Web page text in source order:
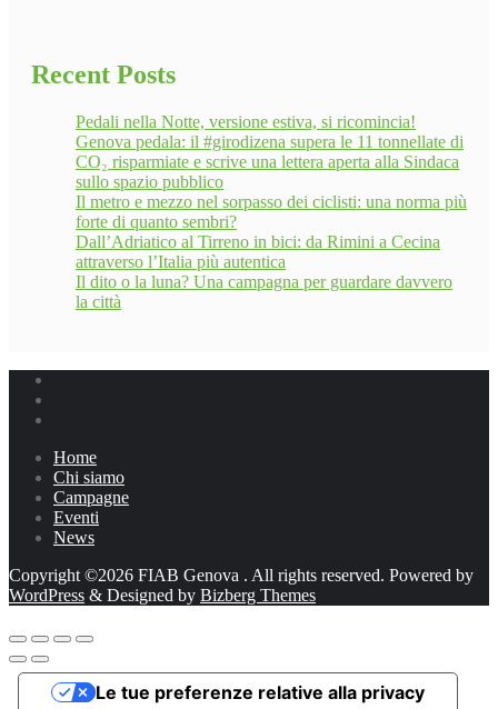
Recent Posts
Pedali nella Notte, versione estiva, si ricomincia!
Genova pedala: il #girodizena supera le 11 tonnellate di
CO₂ risparmiate e scrive una lettera aperta alla Sindaca
sullo spazio pubblico
Il metro e mezzo nel sorpasso dei ciclisti: una norma più
forte di quanto sembri?
Dall’Adriatico al Tirreno in bici: da Rimini a Cecina
attraverso l’Italia più autentica
Il dito o la luna? Una campagna per guardare davvero
la città
Home
Chi siamo
Campagne
Eventi
News
Copyright ©2026 FIAB Genova . All rights reserved. Powered by
WordPress & Designed by Bizberg Themes
Le tue preferenze relative alla privacy